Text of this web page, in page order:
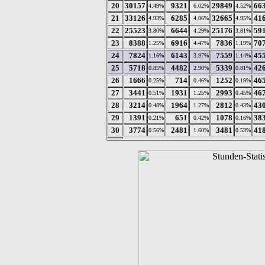
20
30157 4.49% 9321 6.02% 29849 4.52%
21
33126 4.93% 6285 4.06% 32665 4.95%
22
25523 3.80% 6644 4.29% 25176 3.81%
23
8388 1.25% 6916 4.47% 7836 1.19%
24
7824 1.16% 6143 3.97% 7559 1.14%
25
5718 0.85% 4482 2.90% 5339 0.81%
26
1666 0.25% 714 0.46% 1252 0.19%
27
3441 0.51% 1931 1.25% 2993 0.45%
28
3214 0.48% 1964 1.27% 2812 0.43%
29
1391 0.21% 651 0.42% 1078 0.16%
30
3774 0.56% 2481 1.60% 3481 0.53%